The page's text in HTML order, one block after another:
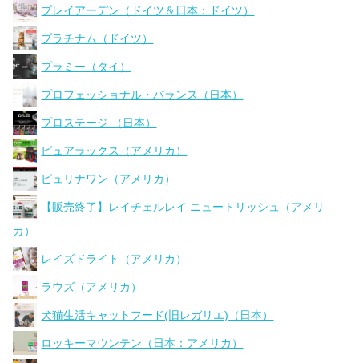
プレイアーデン（ドイツ＆日本：ドイツ）
プラチナム（ドイツ）
プラミー（タイ）
プロフェッショナル・バランス（日本）
プロステージ （日本）
ピュアラックス（アメリカ）
ピュリナワン（アメリカ）
【販売終了】レイチェルレイ ニュートリッシュ（アメリ
カ）
レイズドライト（アメリカ）
ラウズ（アメリカ）
犬猫生活キャットフード(旧レガリエ)（日本）
ロッキーマウンテン（日本：アメリカ）